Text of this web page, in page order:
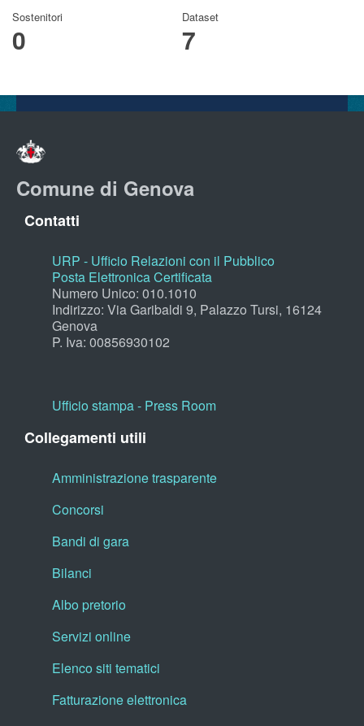
Sostenitori
0
Dataset
7
Comune di Genova
Contatti
URP - Ufficio Relazioni con il Pubblico
Posta Elettronica Certificata
Numero Unico: 010.1010
Indirizzo: Via Garibaldi 9, Palazzo Tursi, 16124
Genova
P. Iva: 00856930102
Ufficio stampa - Press Room
Collegamenti utili
Amministrazione trasparente
Concorsi
Bandi di gara
Bilanci
Albo pretorio
Servizi online
Elenco siti tematici
Fatturazione elettronica